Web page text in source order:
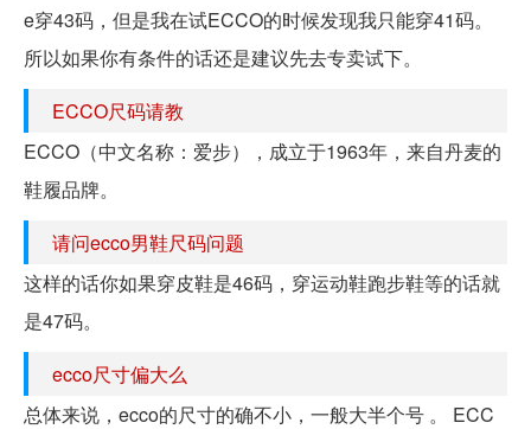
e穿43码，但是我在试ECCO的时候发现我只能穿41码。
所以如果你有条件的话还是建议先去专卖试下。
ECCO尺码请教
ECCO（中文名称：爱步），成立于1963年，来自丹麦的
鞋履品牌。
请问ecco男鞋尺码问题
这样的话你如果穿皮鞋是46码，穿运动鞋跑步鞋等的话就
是47码。
ecco尺寸偏大么
总体来说，ecco的尺寸的确不小，一般大半个号 。 ECC